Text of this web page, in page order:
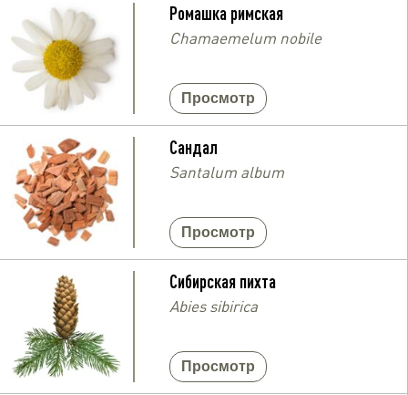
Ромашка римская
Chamaemelum nobile
Просмотр
Сандал
Santalum album
Просмотр
Сибирская пихта
Abies sibirica
Просмотр